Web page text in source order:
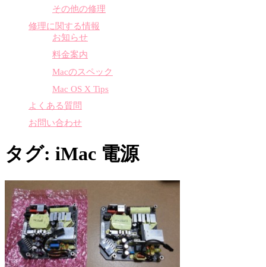
その他の修理
修理に関する情報
お知らせ
料金案内
Macのスペック
Mac OS X Tips
よくある質問
お問い合わせ
タグ: iMac 電源